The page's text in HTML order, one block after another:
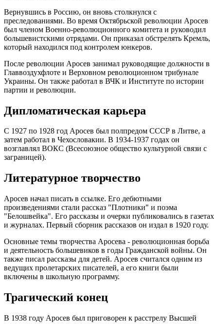
Вернувшись в Россию, он вновь столкнулся с
преследованиями. Во время Октябрьской революции Аросев
был членом Военно-революционного комитета и руководил
большевистскими отрядами. Он приказал обстрелять Кремль,
который находился под контролем юнкеров.
После революции Аросев занимал руководящие должности в
Главвоздухфлоте и Верховном революционном трибунале
Украины. Он также работал в ВЧК и Институте по истории
партии и революции.
Дипломатическая карьера
С 1927 по 1928 год Аросев был полпредом СССР в Литве, а
затем работал в Чехословакии. В 1934-1937 годах он
возглавлял ВОКС (Всесоюзное общество культурной связи с
заграницей).
Литературное творчество
Аросев начал писать в ссылке. Его дебютными
произведениями стали рассказ "Плотники" и поэма
"Белошвейка". Его рассказы и очерки публиковались в газетах
и журналах. Первый сборник рассказов он издал в 1920 году.
Основные темы творчества Аросева - революционная борьба
и деятельность большевиков в годы Гражданской войны. Он
также писал рассказы для детей. Аросев считался одним из
ведущих пролетарских писателей, а его книги были
включены в школьную программу.
Трагический конец
В 1938 году Аросев был приговорен к расстрелу Высшей